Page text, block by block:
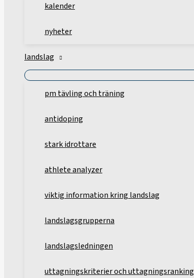
kalender
nyheter
landslag
pm tävling och träning
antidoping
stark idrottare
athlete analyzer
viktig information kring landslag
landslagsgrupperna
landslagsledningen
uttagningskriterier och uttagningsranking